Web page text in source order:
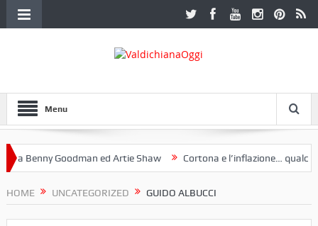
Menu
Benny Goodman ed Artie Shaw Cortona e l’inflazione… qualche
HOME UNCATEGORIZED GUIDO ALBUCCI